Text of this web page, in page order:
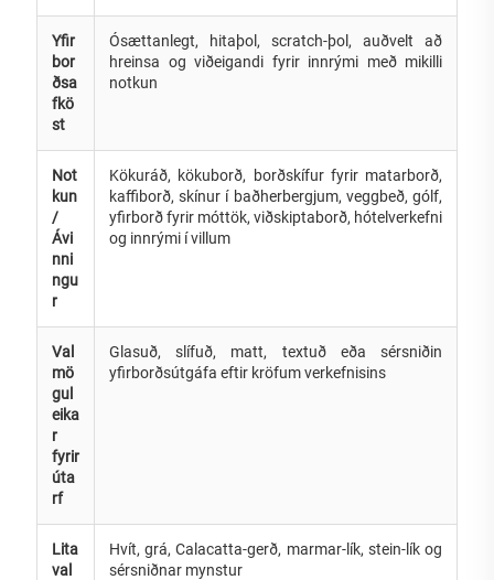
Yfir
bor
ðsa
fkö
st
Ósættanlegt, hitaþol, scratch-þol, auðvelt að
hreinsa og viðeigandi fyrir innrými með mikilli
notkun
Not
kun
/
Ávi
nni
ngu
r
Kökuráð, kökuborð, borðskífur fyrir matarborð,
kaffiborð, skínur í baðherbergjum, veggbeð, gólf,
yfirborð fyrir móttök, viðskiptaborð, hótelverkefni
og innrými í villum
Val
mö
gul
eika
r
fyrir
úta
rf
Glasuð, slífuð, matt, textuð eða sérsniðin
yfirborðsútgáfa eftir kröfum verkefnisins
Lita
val
Hvít, grá, Calacatta-gerð, marmar-lík, stein-lík og
sérsniðnar mynstur